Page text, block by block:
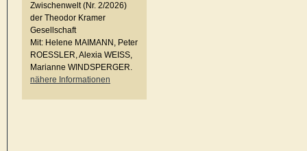
Zwischenwelt (Nr. 2/2026)
der Theodor Kramer
Gesellschaft
Mit: Helene MAIMANN, Peter
ROESSLER, Alexia WEISS,
Marianne WINDSPERGER.
nähere Informationen